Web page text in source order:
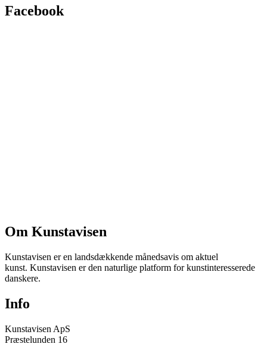
Facebook
Om Kunstavisen
Kunstavisen er en landsdækkende månedsavis om aktuel
kunst. Kunstavisen er den naturlige platform for kunstinteresserede
danskere.
Info
Kunstavisen ApS
Præstelunden 16